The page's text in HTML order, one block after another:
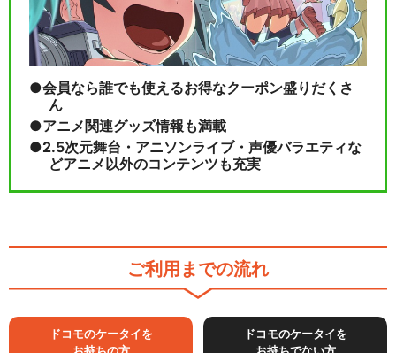
会員なら誰でも使えるお得なクーポン盛りだくさ
ん
アニメ関連グッズ情報も満載
2.5次元舞台・アニソンライブ・声優バラエティな
どアニメ以外のコンテンツも充実
ご利用までの流れ
ドコモのケータイを
ドコモのケータイを